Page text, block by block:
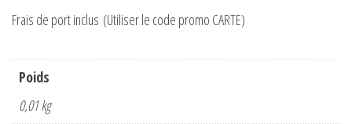
Frais de port inclus (Utiliser le code promo CARTE)
Poids
0,01 kg